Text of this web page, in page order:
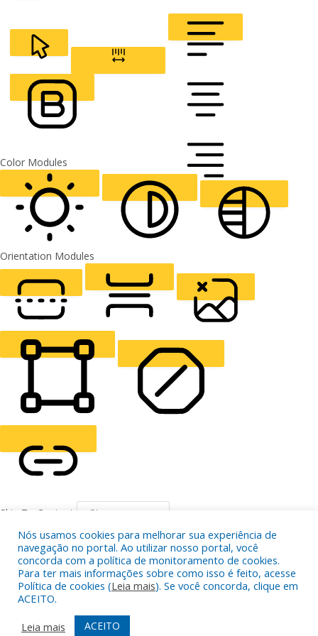
CURSOR
ALIGN TEXT
FONT WEIGHT
Color Modules
LIGHT CONTRAST HIGH CONTRAST
Orientation Modules
READING LINE READING MASK HIDE IMAGES
HIGHLIGHT CONTENT
Skip To Content
RESET SETTINGS
Nós usamos cookies para melhorar sua experiência de
navegação no portal. Ao utilizar nosso portal, você
concorda com a política de monitoramento de cookies.
Para ter mais informações sobre como isso é feito, acesse
Política de cookies (Leia mais). Se você concorda, clique em
ACEITO.
Leia mais
ACEITO